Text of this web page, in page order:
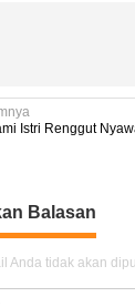
Istri Renggut
Balasan
Anda tidak akan